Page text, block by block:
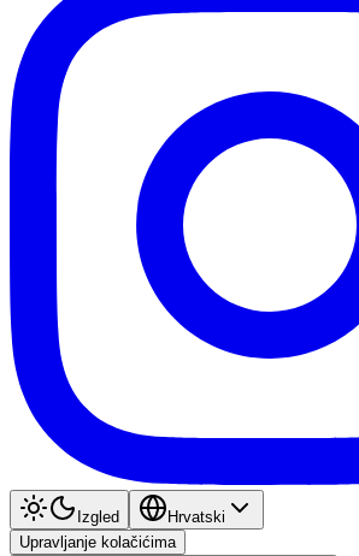
Izgled
Hrvatski
Upravljanje kolačićima